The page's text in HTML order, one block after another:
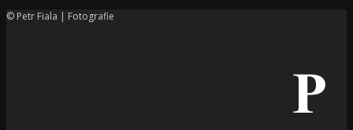
© Petr Fiala | Fotografie